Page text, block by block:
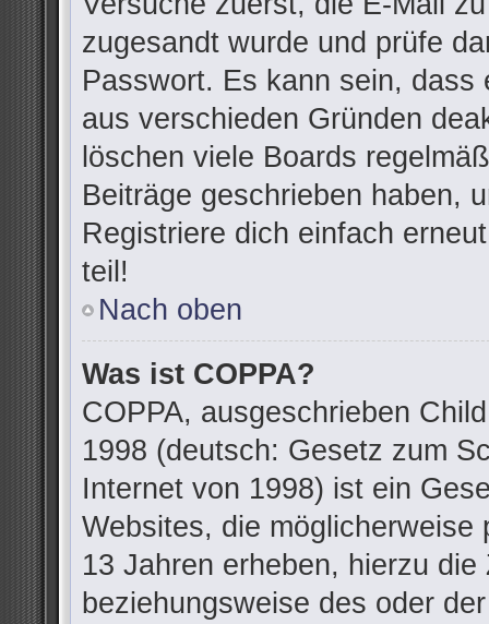
zugesandt wurde und prüfe
Passwort. Es kann sein, dass
aus verschieden Gründen
löschen viele Boards
Beiträge geschrieben haben,
Registriere dich einfach
teil!
Nach oben
Was ist COPPA?
COPPA, ausgeschrieben
1998 (deutsch: Gesetz zum
Internet von 1998) ist ein
Websites, die
13 Jahren erheben, hierzu
beziehungsweise des oder